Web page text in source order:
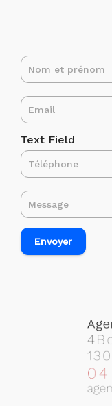
Text Field
Envoyer